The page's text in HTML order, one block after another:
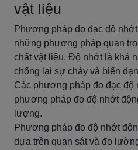
vật liệu
Phương pháp đo đạc độ
những phương pháp quan
chất vật liệu. Độ nhớt là khả
chống lại sự chảy và biến
Các phương pháp đo đạc độ
phương pháp đo độ nhớt
lượng.
Phương pháp đo độ nhớt
dựa trên quan sát và đo